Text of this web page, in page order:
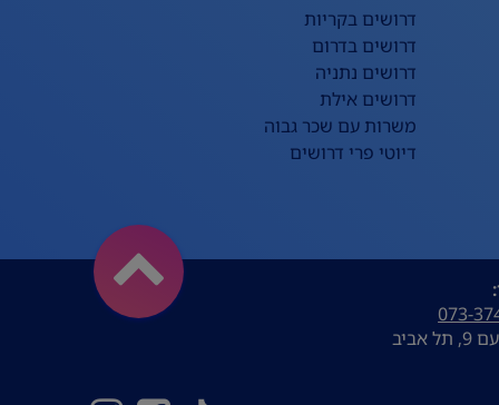
דרושים בקריות
דרושים בדרום
דרושים נתניה
דרושים אילת
משרות עם שכר גבוה
דיוטי פרי דרושים
073-